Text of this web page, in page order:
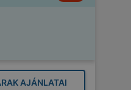
AJÁNLATAI